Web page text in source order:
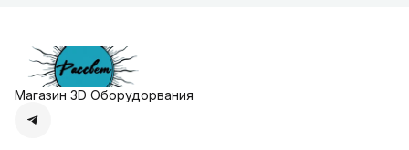
Магазин 3D Оборудорвания